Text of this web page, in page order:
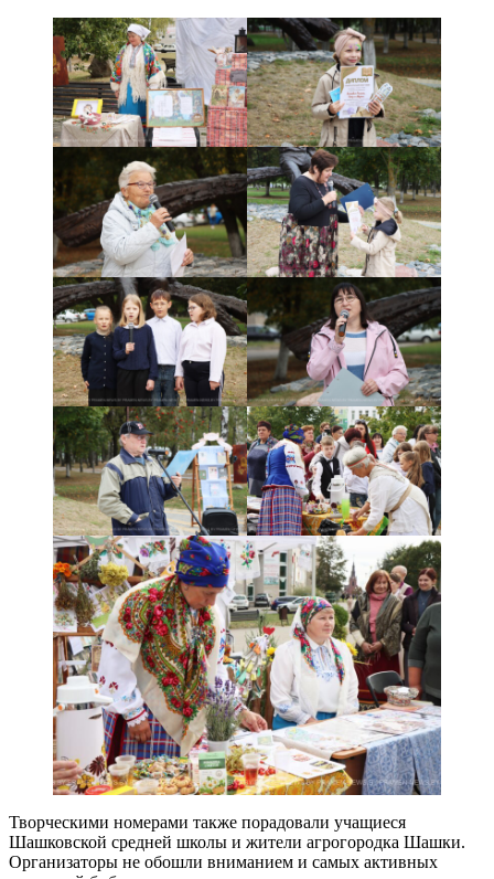
Творческими номерами также порадовали учащиеся
Шашковской средней школы и жители агрогородка Шашки.
Организаторы не обошли вниманием и самых активных